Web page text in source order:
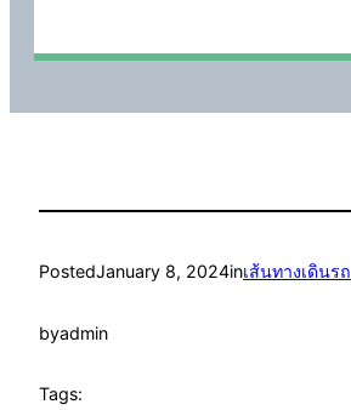
PostedJanuary 8, 2024inเส้นทางเดินรถ
byadmin
Tags: